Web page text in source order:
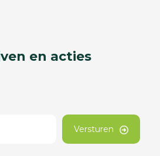
en acties
Versturen